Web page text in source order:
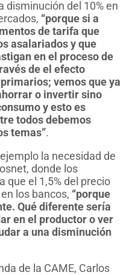
disminución del 10% en
“porque si a
de tarifa que
asalariados y que
en el proceso de
de el efecto
vemos que ya
o invertir sino
y esto es
todos debemos
temas”.
la necesidad de
donde los
que el 1,5% del precio
los bancos, “porque
Qué diferente sería
en el productor o ver
a una disminución
de la CAME, Carlos